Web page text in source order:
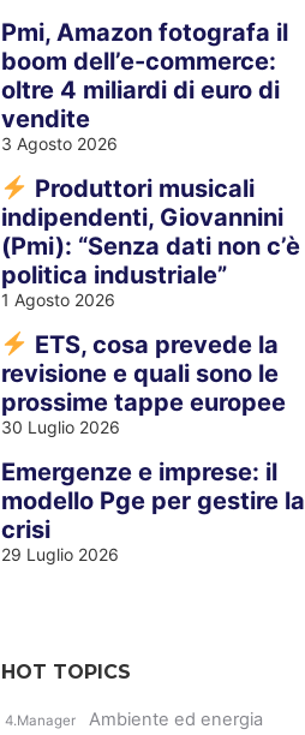
Pmi, Amazon fotografa il
boom dell’e-commerce:
oltre 4 miliardi di euro di
vendite
3 Agosto 2026
Produttori musicali
indipendenti, Giovannini
(Pmi): “Senza dati non c’è
politica industriale”
1 Agosto 2026
ETS, cosa prevede la
revisione e quali sono le
prossime tappe europee
30 Luglio 2026
Emergenze e imprese: il
modello Pge per gestire la
crisi
29 Luglio 2026
HOT TOPICS
4.Manager Ambiente ed energia